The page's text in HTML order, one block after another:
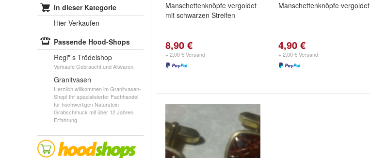
In dieser Kategorie
Hier Verkaufen
Passende Hood-Shops
Regi" s Trödelshop
Verkaufe Gebraucht und Altwaren,
Granitvasen
Herzlich willkommen im Granitvasen-
Shop! Ihr spezialisierter Fachhandel
für hochwertigen Naturstein-
Grabschmuck mit über 12 Jahren
Erfahrung.
Manschettenknöpfe vergoldet
mit schwarzen Streifen
8,90 €
+ 2,00 € Versand
Manschettenknöpfe vergoldet
4,90 €
+ 2,00 € Versand